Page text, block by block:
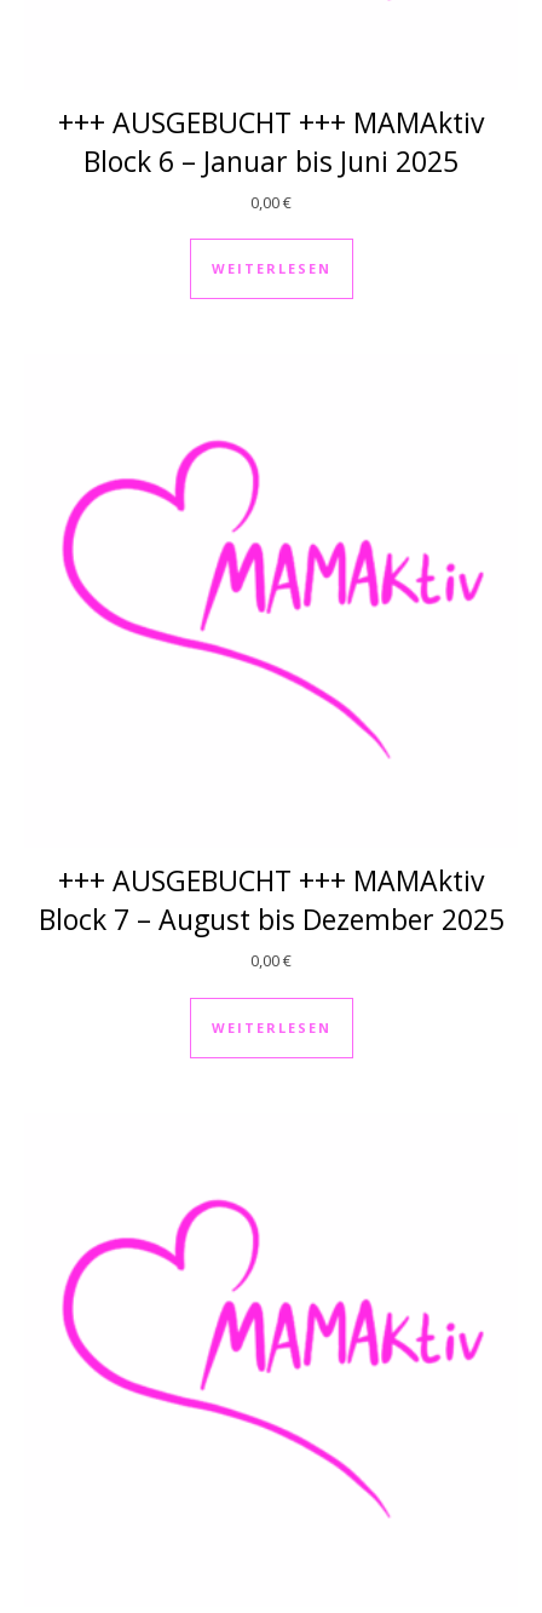
+++ AUSGEBUCHT +++ MAMAktiv
Block 6 – Januar bis Juni 2025
0,00€
WEITERLESEN
+++ AUSGEBUCHT +++ MAMAktiv
Block 7 – August bis Dezember 2025
0,00€
WEITERLESEN